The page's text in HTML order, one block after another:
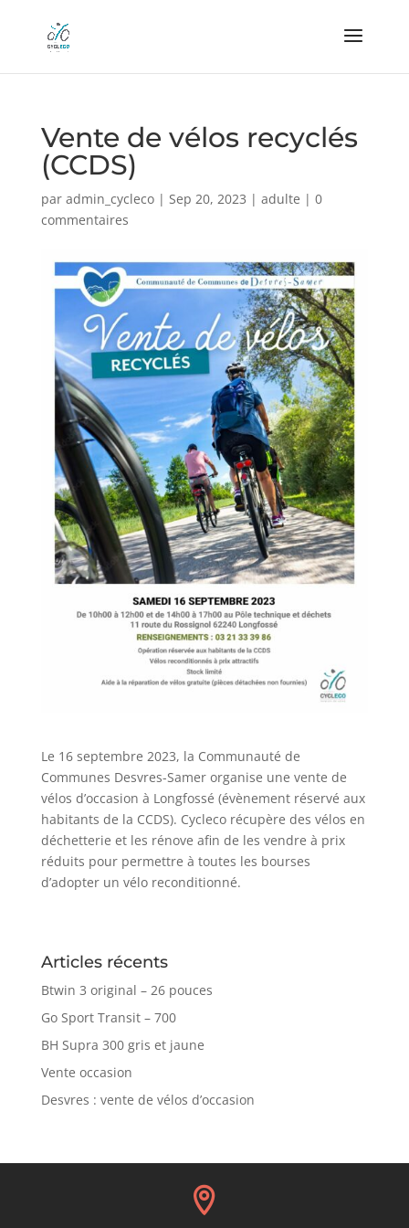
Vente de vélos recyclés
(CCDS)
par admin_cycleco| Sep 20, 2023 | adulte | 0
commentaires
Le 16 septembre 2023, la Communauté de
Communes Desvres-Samer organise une vente de
vélos d’occasion à Longfossé (évènement réservé aux
habitants de la CCDS). Cycleco récupère des vélos en
déchetterie et les rénove afin de les vendre à prix
réduits pour permettre à toutes les bourses
d’adopter un vélo reconditionné.
Articles récents
Btwin 3 original – 26 pouces
Go Sport Transit – 700
BH Supra 300 gris et jaune
Vente occasion
Desvres : vente de vélos d’occasion
